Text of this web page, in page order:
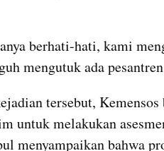
berhati-hati, kami
mengutuk ada
tersebut, Kemensos
untuk melakukan
menyampaikan bahwa